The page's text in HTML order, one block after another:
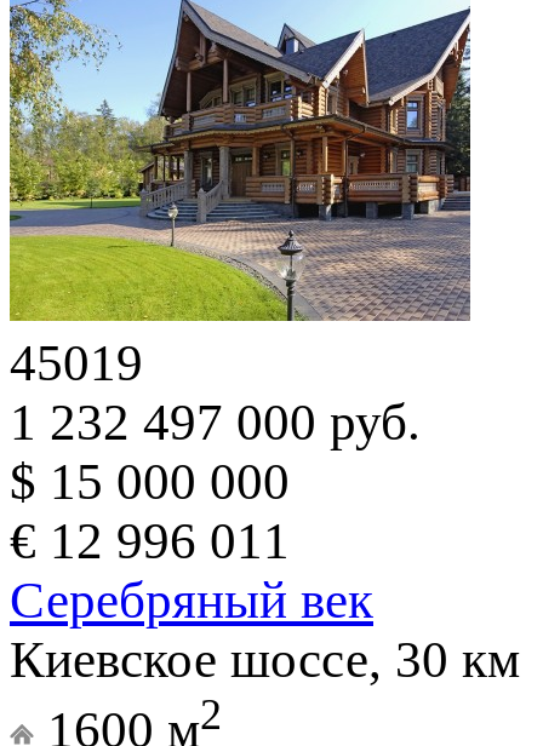
45019
1 232 497 000 руб.
$ 15 000 000
€ 12 996 011
Серебряный век
Киевское шоссе, 30 км
1600 м2